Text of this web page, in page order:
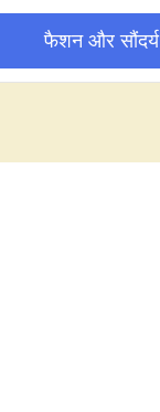
फैशन और सौंदर्य